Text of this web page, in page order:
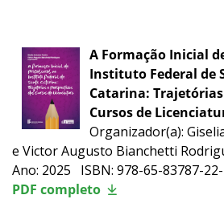
A Formação Inicial
Instituto Federal de
Catarina:
Cursos de
Organizador(a):
e Victor Augusto Bianchetti
Ano: 2025 ISBN: 978-65-83787-
PDF completo